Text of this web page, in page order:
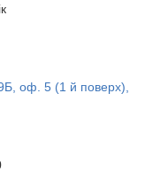
оф. 5 (1 й поверх),